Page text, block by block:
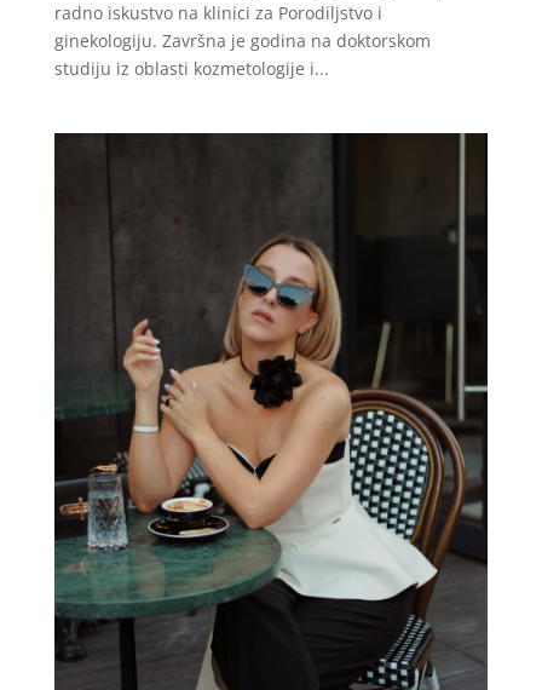
radno iskustvo na klinici za Porodiljstvo i
ginekologiju. Završna je godina na doktorskom
studiju iz oblasti kozmetologije i...